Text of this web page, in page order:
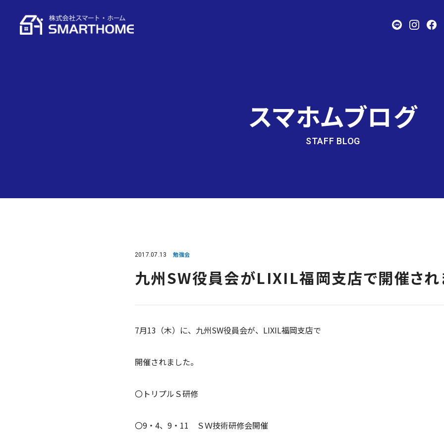
スマホムブログ
STAFF BLOG
2017.07.13 勉強会
九州SW役員会がLIXIL福岡支店で開催され
7月13（木）に、九州SW役員会が、LIXIL福岡支店で
開催されました。
〇トリプルＳ研修
〇9・4、9・11 ＳＷ技術研修会開催